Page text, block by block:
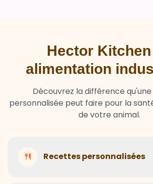
Hector
alimentation
Découvrez la différence
personnalisée peut faire pour la
de votre animal.
Recettes personnalisées